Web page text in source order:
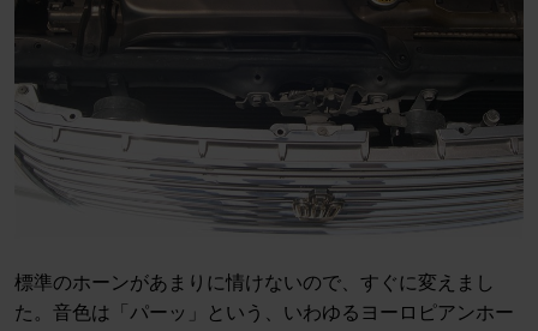
標準のホーンがあまりに情けないので、すぐに変えまし
た。音色は「パーッ」という、いわゆるヨーロピアンホー